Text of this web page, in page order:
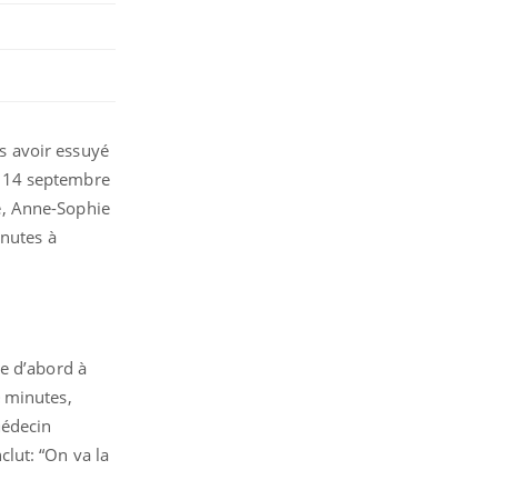
avoir essuyé
septembre
Anne-Sophie
à
d’abord à
minutes,
“On va la